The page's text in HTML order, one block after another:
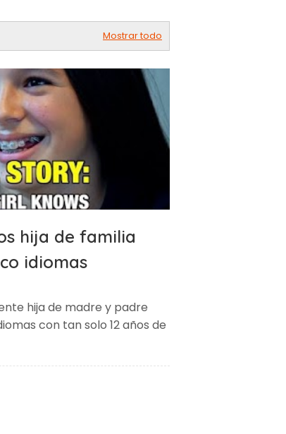
Mostrar todo
hija de familia
idiomas
hija de madre y padre
con tan solo 12 años de